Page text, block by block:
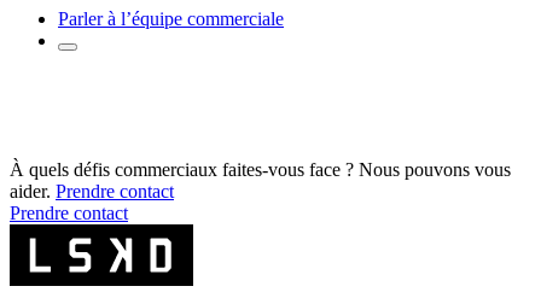
Parler à l’équipe commerciale
À quels défis commerciaux faites-vous face ? Nous pouvons vous
aider. Prendre contact
Prendre contact